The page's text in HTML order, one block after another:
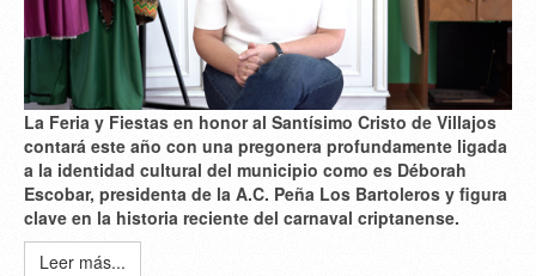
La Feria y Fiestas en honor al Santísimo Cristo de Villajos
contará este año con una pregonera profundamente ligada
a la identidad cultural del municipio como es Déborah
Escobar, presidenta de la A.C. Peña Los Bartoleros y figura
clave en la historia reciente del carnaval criptanense.
Leer más...